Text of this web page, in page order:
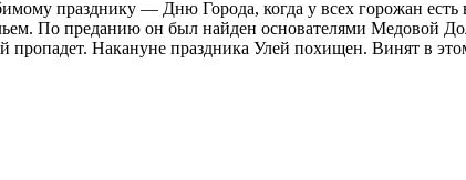
празднику — Дню Города, когда у всех горожан есть
По преданию он был найден основателями Медовой
пропадет. Накануне праздника Улей похищен. Винят в